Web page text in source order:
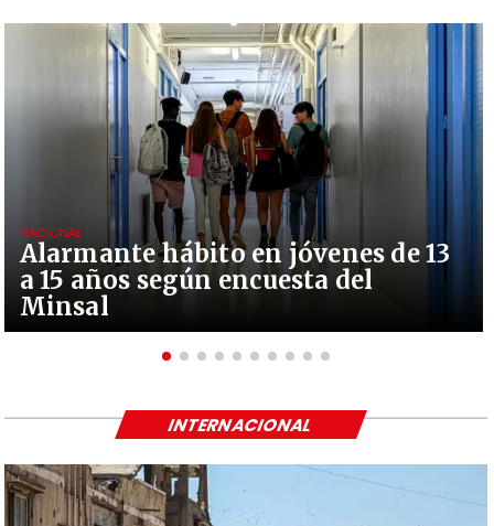
Alarmante hábito en jóvenes de 13
a 15 años según encuesta del
Minsal
NACIONAL
INTERNACIONAL